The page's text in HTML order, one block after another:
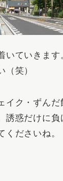
いていきます
（笑）
イク・ずん
誘惑だけに
くださいね。